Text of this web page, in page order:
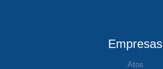
Empresas
Atos